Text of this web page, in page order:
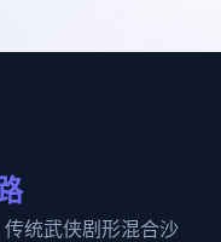
传统武侠剧形混合沙